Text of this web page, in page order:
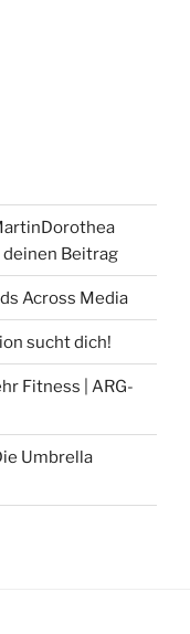
Beitrag
Across Media
sucht dich!
Fitness | ARG-
Umbrella